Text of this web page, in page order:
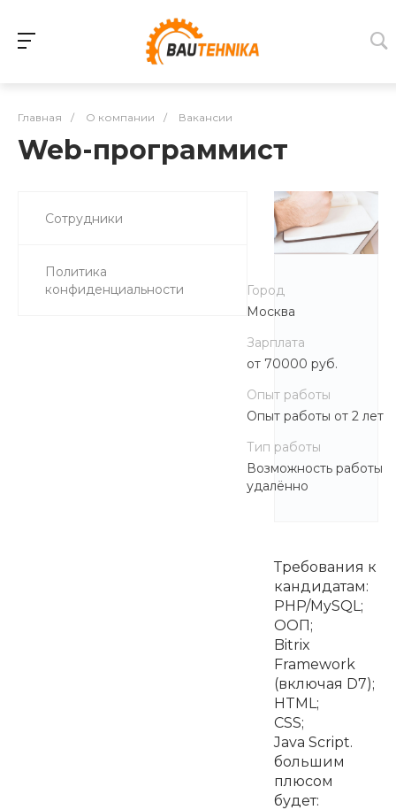
Главная / О компании / Вакансии
Web-программист
Сотрудники
Политика
конфиденциальности
Город
Москва
Зарплата
от 70000 руб.
Опыт работы
Опыт работы от 2 лет
Тип работы
Возможность работы
удалённо
Требования к
кандидатам:
PHP/MySQL;
ООП;
Bitrix
Framework
(включая D7);
HTML;
CSS;
Java Script.
большим
плюсом
будет: